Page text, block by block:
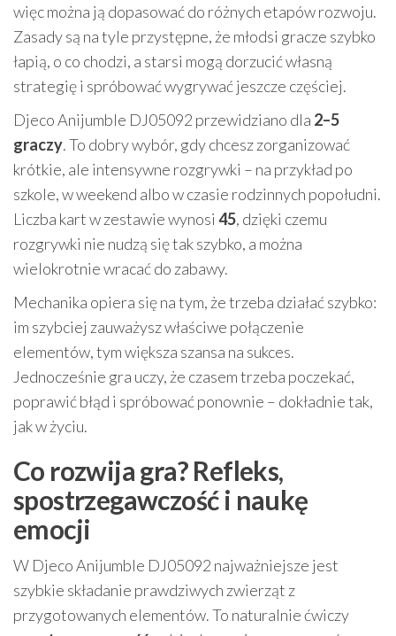
więc można ją dopasować do różnych etapów rozwoju.
Zasady są na tyle przystępne, że młodsi gracze szybko
łapią, o co chodzi, a starsi mogą dorzucić własną
strategię i spróbować wygrywać jeszcze częściej.
Djeco Anijumble DJ05092 przewidziano dla 2–5
graczy. To dobry wybór, gdy chcesz zorganizować
krótkie, ale intensywne rozgrywki – na przykład po
szkole, w weekend albo w czasie rodzinnych popołudni.
Liczba kart w zestawie wynosi 45, dzięki czemu
rozgrywki nie nudzą się tak szybko, a można
wielokrotnie wracać do zabawy.
Mechanika opiera się na tym, że trzeba działać szybko:
im szybciej zauważysz właściwe połączenie
elementów, tym większa szansa na sukces.
Jednocześnie gra uczy, że czasem trzeba poczekać,
poprawić błąd i spróbować ponownie – dokładnie tak,
jak w życiu.
Co rozwija gra? Refleks,
spostrzegawczość i naukę
emocji
W Djeco Anijumble DJ05092 najważniejsze jest
szybkie składanie prawdziwych zwierząt z
przygotowanych elementów. To naturalnie ćwiczy